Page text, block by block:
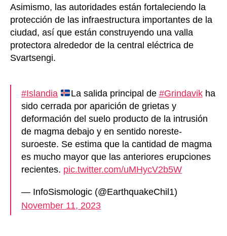
Asimismo, las autoridades están fortaleciendo la
protección de las infraestructura importantes de la
ciudad, así que están construyendo una valla
protectora alrededor de la central eléctrica de
Svartsengi.
#Islandia La salida principal de #Grindavikha
sido cerrada por aparición de grietas y
deformación del suelo producto de la intrusión
de magma debajo y en sentido noreste-
suroeste. Se estima que la cantidad de magma
es mucho mayor que las anteriores erupciones
recientes. pic.twitter.com/uMHycV2b5W
— InfoSismologic (@EarthquakeChil1)
November 11, 2023